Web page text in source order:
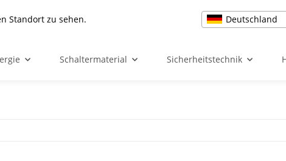
Standort zu sehen. Deutschland
Schaltermaterial Sicherheitstechnik